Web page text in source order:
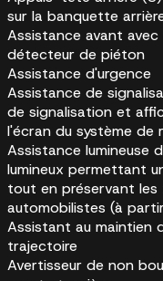
sur la banquette
Assistance avant
détecteur de piéton
Assistance d'urgence
Assistance de
de signalisation et
l'écran du système de
Assistance lumineuse
lumineux permettant
tout en préservant les
automobilistes (à
Assistant au maintien
trajectoire
Avertisseur de non